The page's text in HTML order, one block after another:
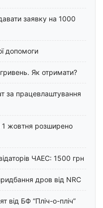
заявку на 1000
допомоги
Як отримати?
за працевлаштування
1 жовтня розширено
ЧАЕС: 1500 грн
дров від NRC
від БФ “Пліч-о-пліч”